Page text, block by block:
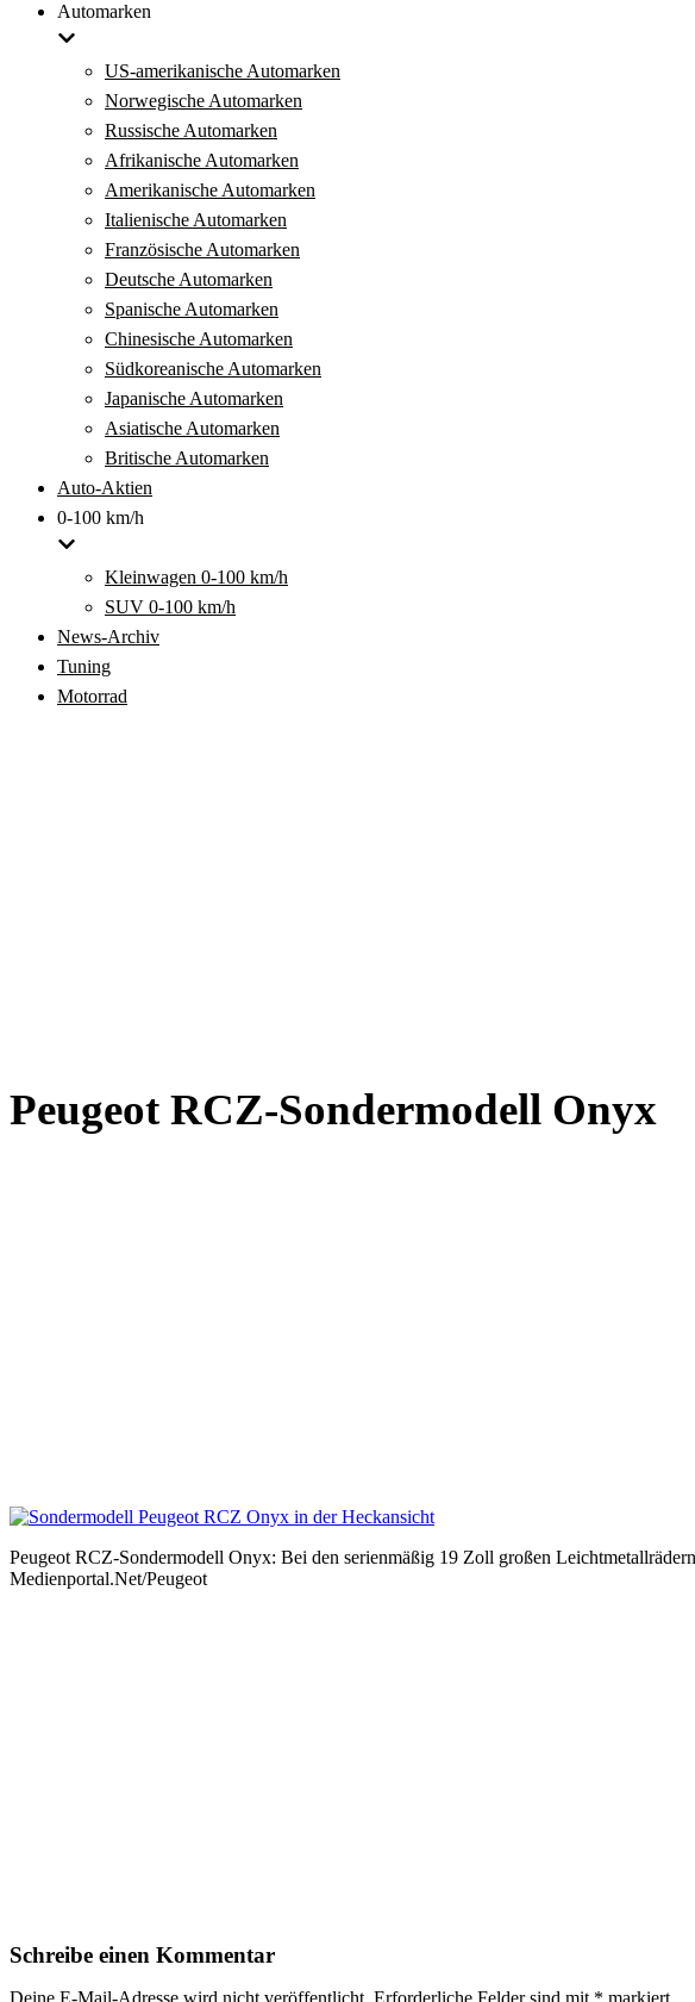
Automarken
US-amerikanische Automarken
Norwegische Automarken
Russische Automarken
Afrikanische Automarken
Amerikanische Automarken
Italienische Automarken
Französische Automarken
Deutsche Automarken
Spanische Automarken
Chinesische Automarken
Südkoreanische Automarken
Japanische Automarken
Asiatische Automarken
Britische Automarken
Auto-Aktien
0-100 km/h
Kleinwagen 0-100 km/h
SUV 0-100 km/h
News-Archiv
Tuning
Motorrad
Peugeot RCZ-Sondermodell Onyx
Peugeot RCZ-Sondermodell Onyx: Bei den serienmäßig 19 Zoll großen
Medienportal.Net/Peugeot
Schreibe einen Kommentar
Deine E-Mail-Adresse wird nicht veröffentlicht. Erforderliche Felder sind mit * markiert